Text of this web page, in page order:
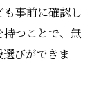
事前に確認し
つことで、無
びができま